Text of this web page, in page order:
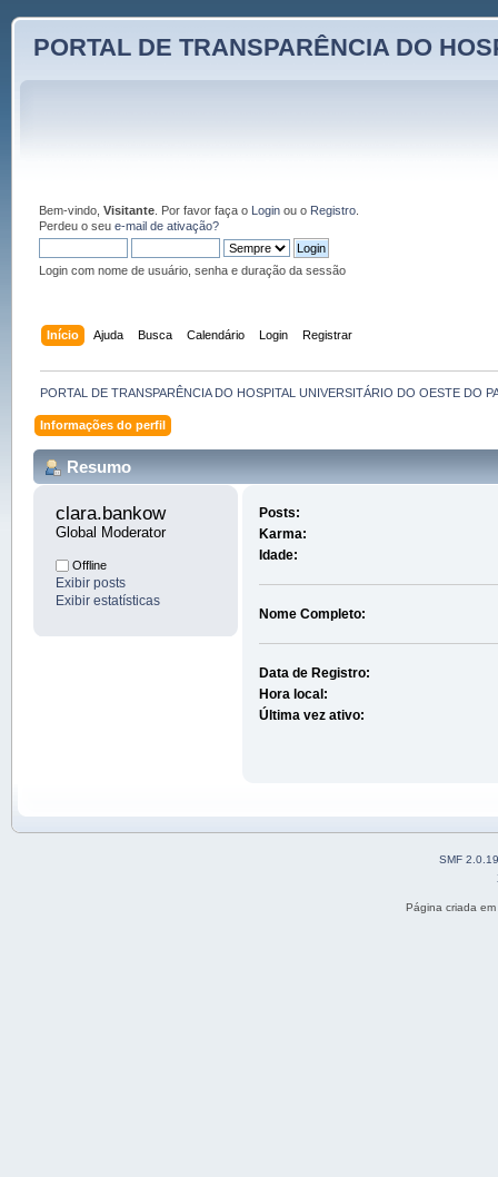
PORTAL DE TRANSPARÊNCIA DO
Bem-vindo, Visitante. Por favor faça o Loginou o Registro.
Perdeu o seu e-mail de ativação?
Login com nome de usuário, senha e duração da sessão
Início Ajuda Busca Calendário Login Registrar
PORTAL DE TRANSPARÊNCIA DO HOSPITAL UNIVERSITÁRIO DO OESTE DO
Informações do perfil
Resumo
clara.bankow
Global Moderator
Offline
Exibir posts
Exibir estatísticas
Posts:
Karma:
Idade:
Nome Completo:
Data de Registro:
Hora local:
Última vez ativo:
SMF 2.0.19
Página criada